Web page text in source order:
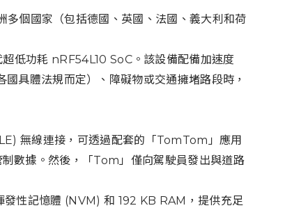
個國家（包括德國、英國、法國、義大利和荷
功耗 nRF54L10 SoC。該設備配備加速度
具體法規而定）、障礙物或交通擁堵路段時，
無線連接，可透過配套的「TomTom」應用
數據。然後，「Tom」僅向駕駛員發出與道路
性記憶體 (NVM) 和 192 KB RAM，提供充足